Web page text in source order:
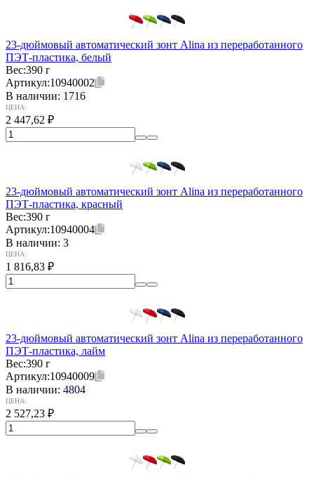
23-дюймовый автоматический зонт Alina из переработанного
ПЭТ-пластика, белый
Вес:390 г
Артикул:10940002
В наличии: 1716
ЦЕНА:
2 447,62 ₽
23-дюймовый автоматический зонт Alina из переработанного
ПЭТ-пластика, красный
Вес:390 г
Артикул:10940004
В наличии: 3
ЦЕНА:
1 816,83 ₽
23-дюймовый автоматический зонт Alina из переработанного
ПЭТ-пластика, лайм
Вес:390 г
Артикул:10940009
В наличии: 4804
ЦЕНА:
2 527,23 ₽